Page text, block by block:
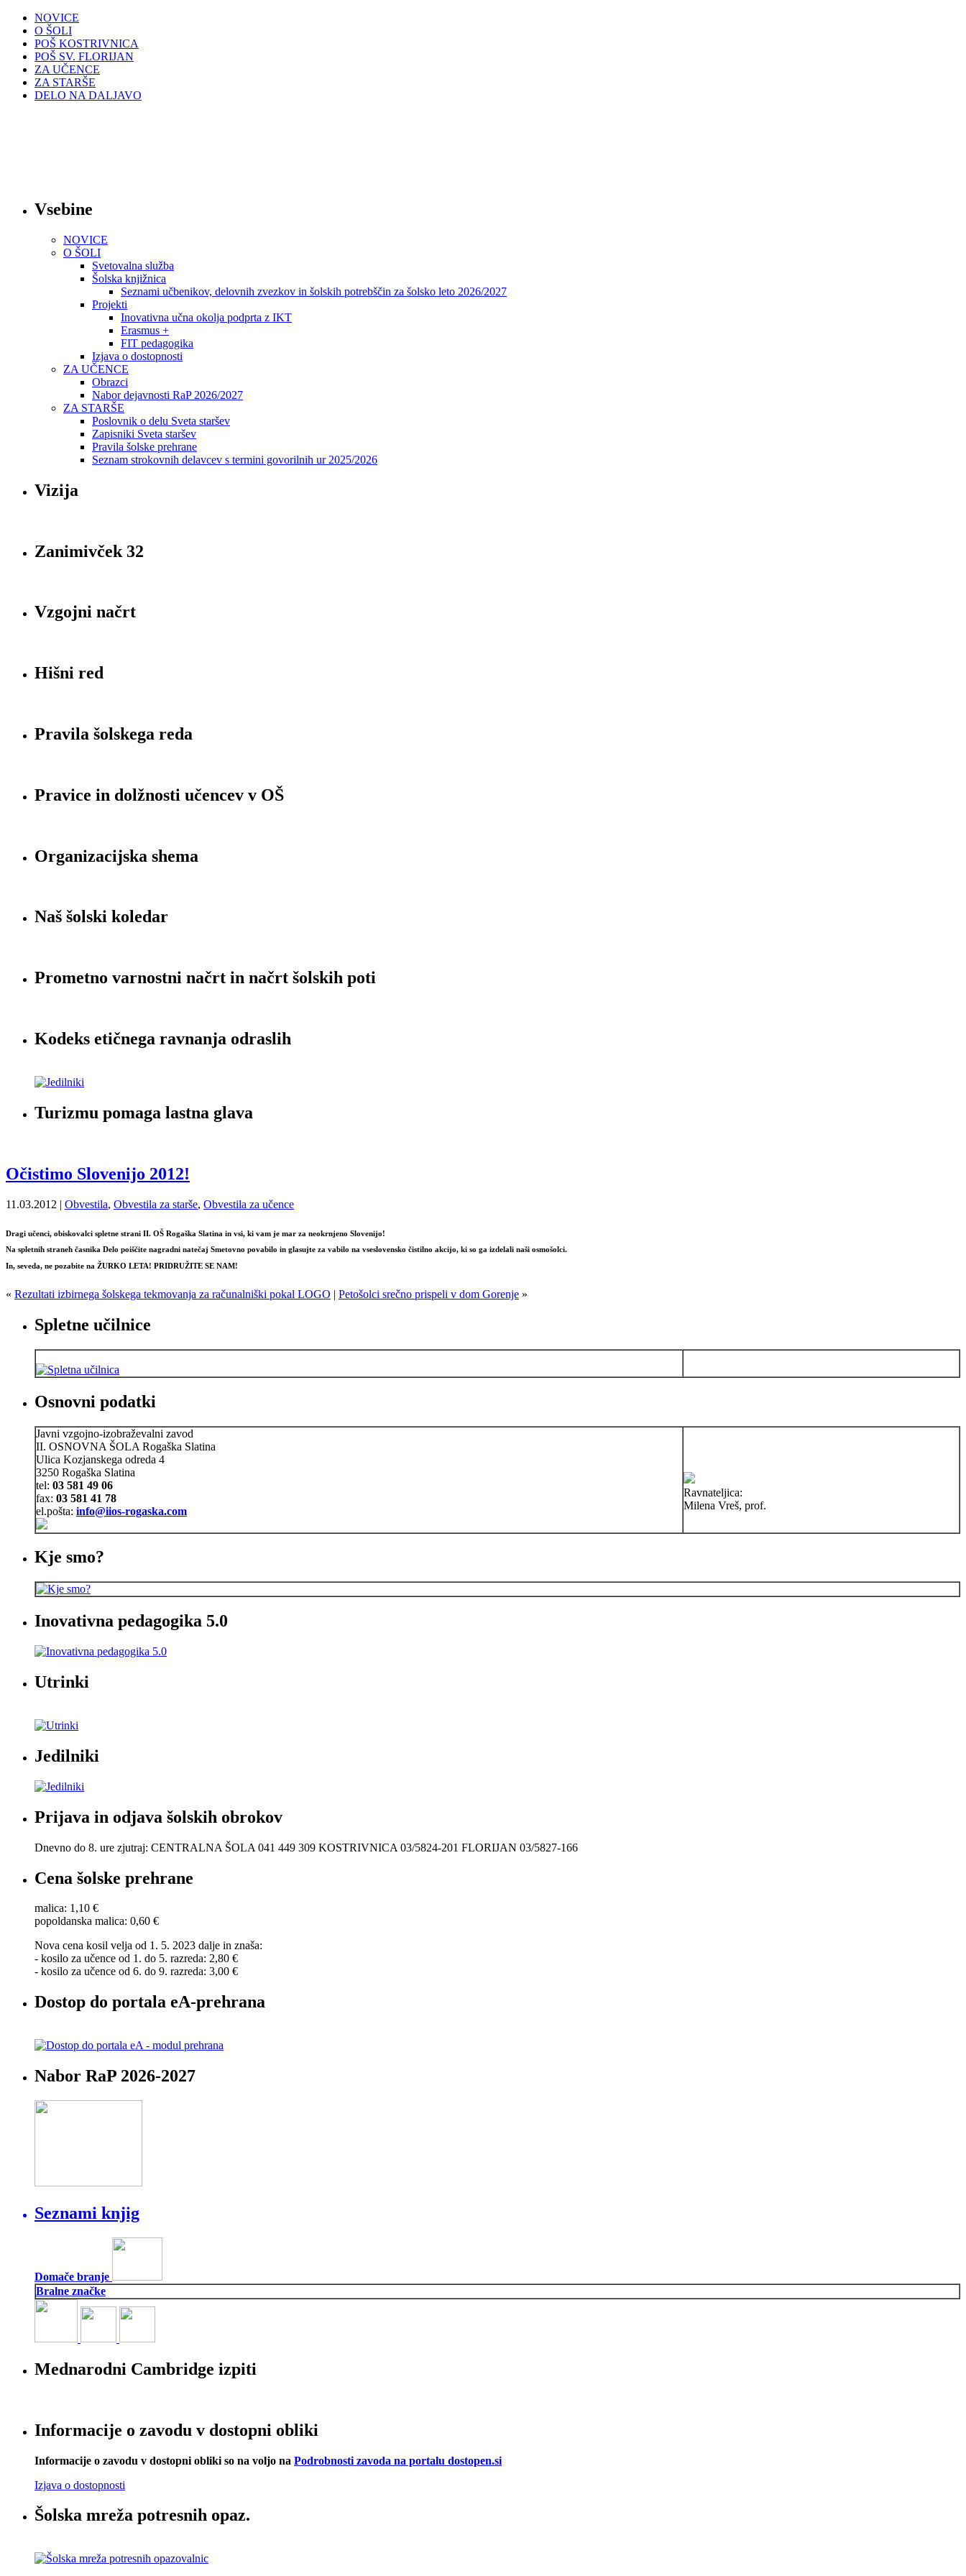
NOVICE
O ŠOLI
POŠ KOSTRIVNICA
POŠ SV. FLORIJAN
ZA UČENCE
ZA STARŠE
DELO NA DALJAVO
Vsebine
NOVICE
O ŠOLI
Svetovalna služba
Šolska knjižnica
Seznami učbenikov, delovnih zvezkov in šolskih potrebščin za šolsko leto 2026/2027
Projekti
Inovativna učna okolja podprta z IKT
Erasmus +
FIT pedagogika
Izjava o dostopnosti
ZA UČENCE
Obrazci
Nabor dejavnosti RaP 2026/2027
ZA STARŠE
Poslovnik o delu Sveta staršev
Zapisniki Sveta staršev
Pravila šolske prehrane
Seznam strokovnih delavcev s termini govorilnih ur 2025/2026
Vizija
Zanimivček 32
Vzgojni načrt
Hišni red
Pravila šolskega reda
Pravice in dolžnosti učencev v OŠ
Organizacijska shema
Naš šolski koledar
Prometno varnostni načrt in načrt šolskih poti
Kodeks etičnega ravnanja odraslih
Turizmu pomaga lastna glava
Očistimo Slovenijo 2012!
11.03.2012 | Obvestila, Obvestila za starše, Obvestila za učence
Dragi učenci, obiskovalci spletne strani II. OŠ Rogaška Slatina in vsi, ki vam je mar za neokrnjeno Slovenijo!
Na spletnih straneh časnika Delo poiščite nagradni natečaj Smetovno povabilo in glasujte za vabilo na vseslovensko čistilno akcijo, ki so ga izdelali naši osmošolci.
In, seveda, ne pozabite na ŽURKO LETA! PRIDRUŽITE SE NAM!
« Rezultati izbirnega šolskega tekmovanja za računalniški pokal LOGO | Petošolci srečno prispeli v dom Gorenje »
Spletne učilnice
Osnovni podatki
Javni vzgojno-izobraževalni zavod
II. OSNOVNA ŠOLA Rogaška Slatina
Ulica Kozjanskega odreda 4
3250 Rogaška Slatina
tel: 03 581 49 06
fax: 03 581 41 78
el.pošta: info@iios-rogaska.com
Ravnateljica:
Milena Vreš, prof.
Kje smo?
Inovativna pedagogika 5.0
Utrinki
Jedilniki
Prijava in odjava šolskih obrokov
Dnevno do 8. ure zjutraj: CENTRALNA ŠOLA 041 449 309 KOSTRIVNICA 03/5824-201 FLORIJAN 03/5827-166
Cena šolske prehrane
malica: 1,10 €
popoldanska malica: 0,60 €
Nova cena kosil velja od 1. 5. 2023 dalje in znaša:
- kosilo za učence od 1. do 5. razreda: 2,80 €
- kosilo za učence od 6. do 9. razreda: 3,00 €
Dostop do portala eA-prehrana
Nabor RaP 2026-2027
Seznami knjig
Domače branje
Bralne značke
Mednarodni Cambridge izpiti
Informacije o zavodu v dostopni obliki
Informacije o zavodu v dostopni obliki so na voljo na Podrobnosti zavoda na portalu dostopen.si
Izjava o dostopnosti
Šolska mreža potresnih opaz.